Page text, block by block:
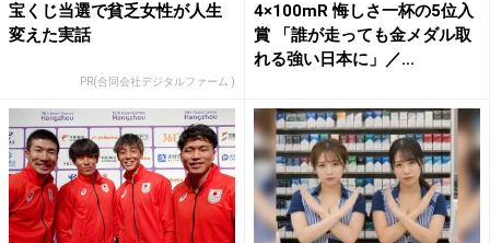
宝くじ当選で貧乏女性が人生
変えた実話
PR(合同会社デジタルファーム )
4×100mR 悔しさ一杯の5位入
賞 「誰が走っても金メダル取
れる強い日本に」／...